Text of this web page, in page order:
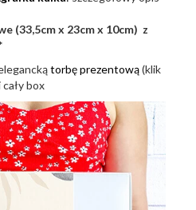
(33,5cm x 23cm x 10cm) z
torbę prezentową(klik
box